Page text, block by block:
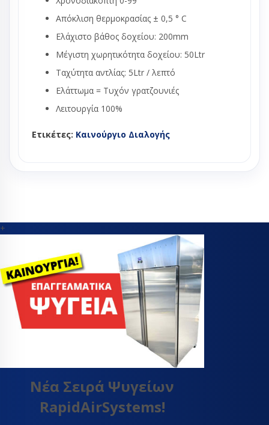
Απόκλιση θερμοκρασίας ± 0,5 ° C
Ελάχιστο βάθος δοχείου: 200mm
Μέγιστη χωρητικότητα δοχείου: 50Ltr
Ταχύτητα αντλίας: 5Ltr / λεπτό
Ελάττωμα = Τυχόν γρατζουνιές
Λειτουργία 100%
Ετικέτες: Καινούργιο Διαλογής
+
Νέα Σειρά Ψυγείων
RapidAirSystems!